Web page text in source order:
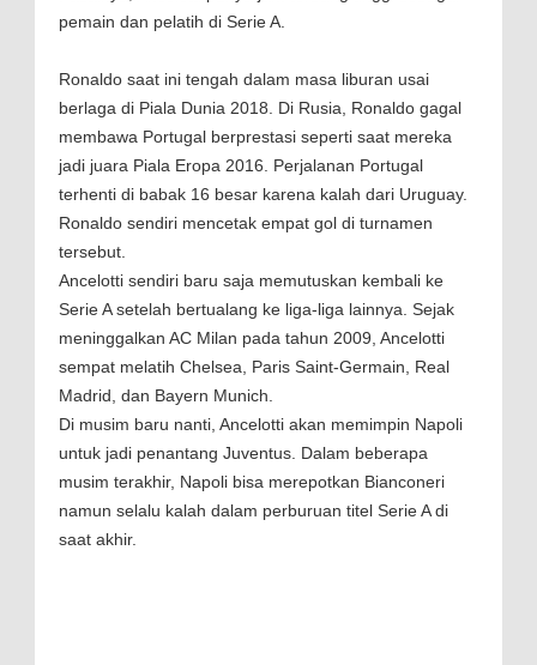
pemain dan pelatih di Serie A.
Ronaldo saat ini tengah dalam masa liburan usai
berlaga di Piala Dunia 2018. Di Rusia, Ronaldo gagal
membawa Portugal berprestasi seperti saat mereka
jadi juara Piala Eropa 2016. Perjalanan Portugal
terhenti di babak 16 besar karena kalah dari Uruguay.
Ronaldo sendiri mencetak empat gol di turnamen
tersebut.
Ancelotti sendiri baru saja memutuskan kembali ke
Serie A setelah bertualang ke liga-liga lainnya. Sejak
meninggalkan AC Milan pada tahun 2009, Ancelotti
sempat melatih Chelsea, Paris Saint-Germain, Real
Madrid, dan Bayern Munich.
Di musim baru nanti, Ancelotti akan memimpin Napoli
untuk jadi penantang Juventus. Dalam beberapa
musim terakhir, Napoli bisa merepotkan Bianconeri
namun selalu kalah dalam perburuan titel Serie A di
saat akhir.